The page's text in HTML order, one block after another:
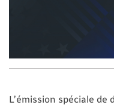
L’émission spéciale de